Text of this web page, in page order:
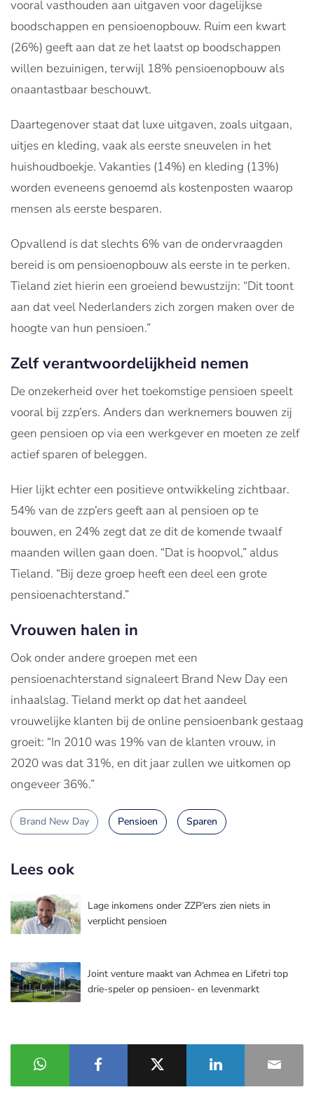
vooral vasthouden aan uitgaven voor dagelijkse
boodschappen en pensioenopbouw. Ruim een kwart
(26%) geeft aan dat ze het laatst op boodschappen
willen bezuinigen, terwijl 18% pensioenopbouw als
onaantastbaar beschouwt.
Daartegenover staat dat luxe uitgaven, zoals uitgaan,
uitjes en kleding, vaak als eerste sneuvelen in het
huishoudboekje. Vakanties (14%) en kleding (13%)
worden eveneens genoemd als kostenposten waarop
mensen als eerste besparen.
Opvallend is dat slechts 6% van de ondervraagden
bereid is om pensioenopbouw als eerste in te perken.
Tieland ziet hierin een groeiend bewustzijn: “Dit toont
aan dat veel Nederlanders zich zorgen maken over de
hoogte van hun pensioen.”
Zelf verantwoordelijkheid nemen
De onzekerheid over het toekomstige pensioen speelt
vooral bij zzp’ers. Anders dan werknemers bouwen zij
geen pensioen op via een werkgever en moeten ze zelf
actief sparen of beleggen.
Hier lijkt echter een positieve ontwikkeling zichtbaar.
54% van de zzp’ers geeft aan al pensioen op te
bouwen, en 24% zegt dat ze dit de komende twaalf
maanden willen gaan doen. “Dat is hoopvol,” aldus
Tieland. “Bij deze groep heeft een deel een grote
pensioenachterstand.”
Vrouwen halen in
Ook onder andere groepen met een
pensioenachterstand signaleert Brand New Day een
inhaalslag. Tieland merkt op dat het aandeel
vrouwelijke klanten bij de online pensioenbank gestaag
groeit: “In 2010 was 19% van de klanten vrouw, in
2020 was dat 31%, en dit jaar zullen we uitkomen op
ongeveer 36%.”
Brand New Day Pensioen Sparen
Lees ook
Lage inkomens onder ZZP’ers zien niets in
verplicht pensioen
Joint venture maakt van Achmea en Lifetri top
drie-speler op pensioen- en levenmarkt